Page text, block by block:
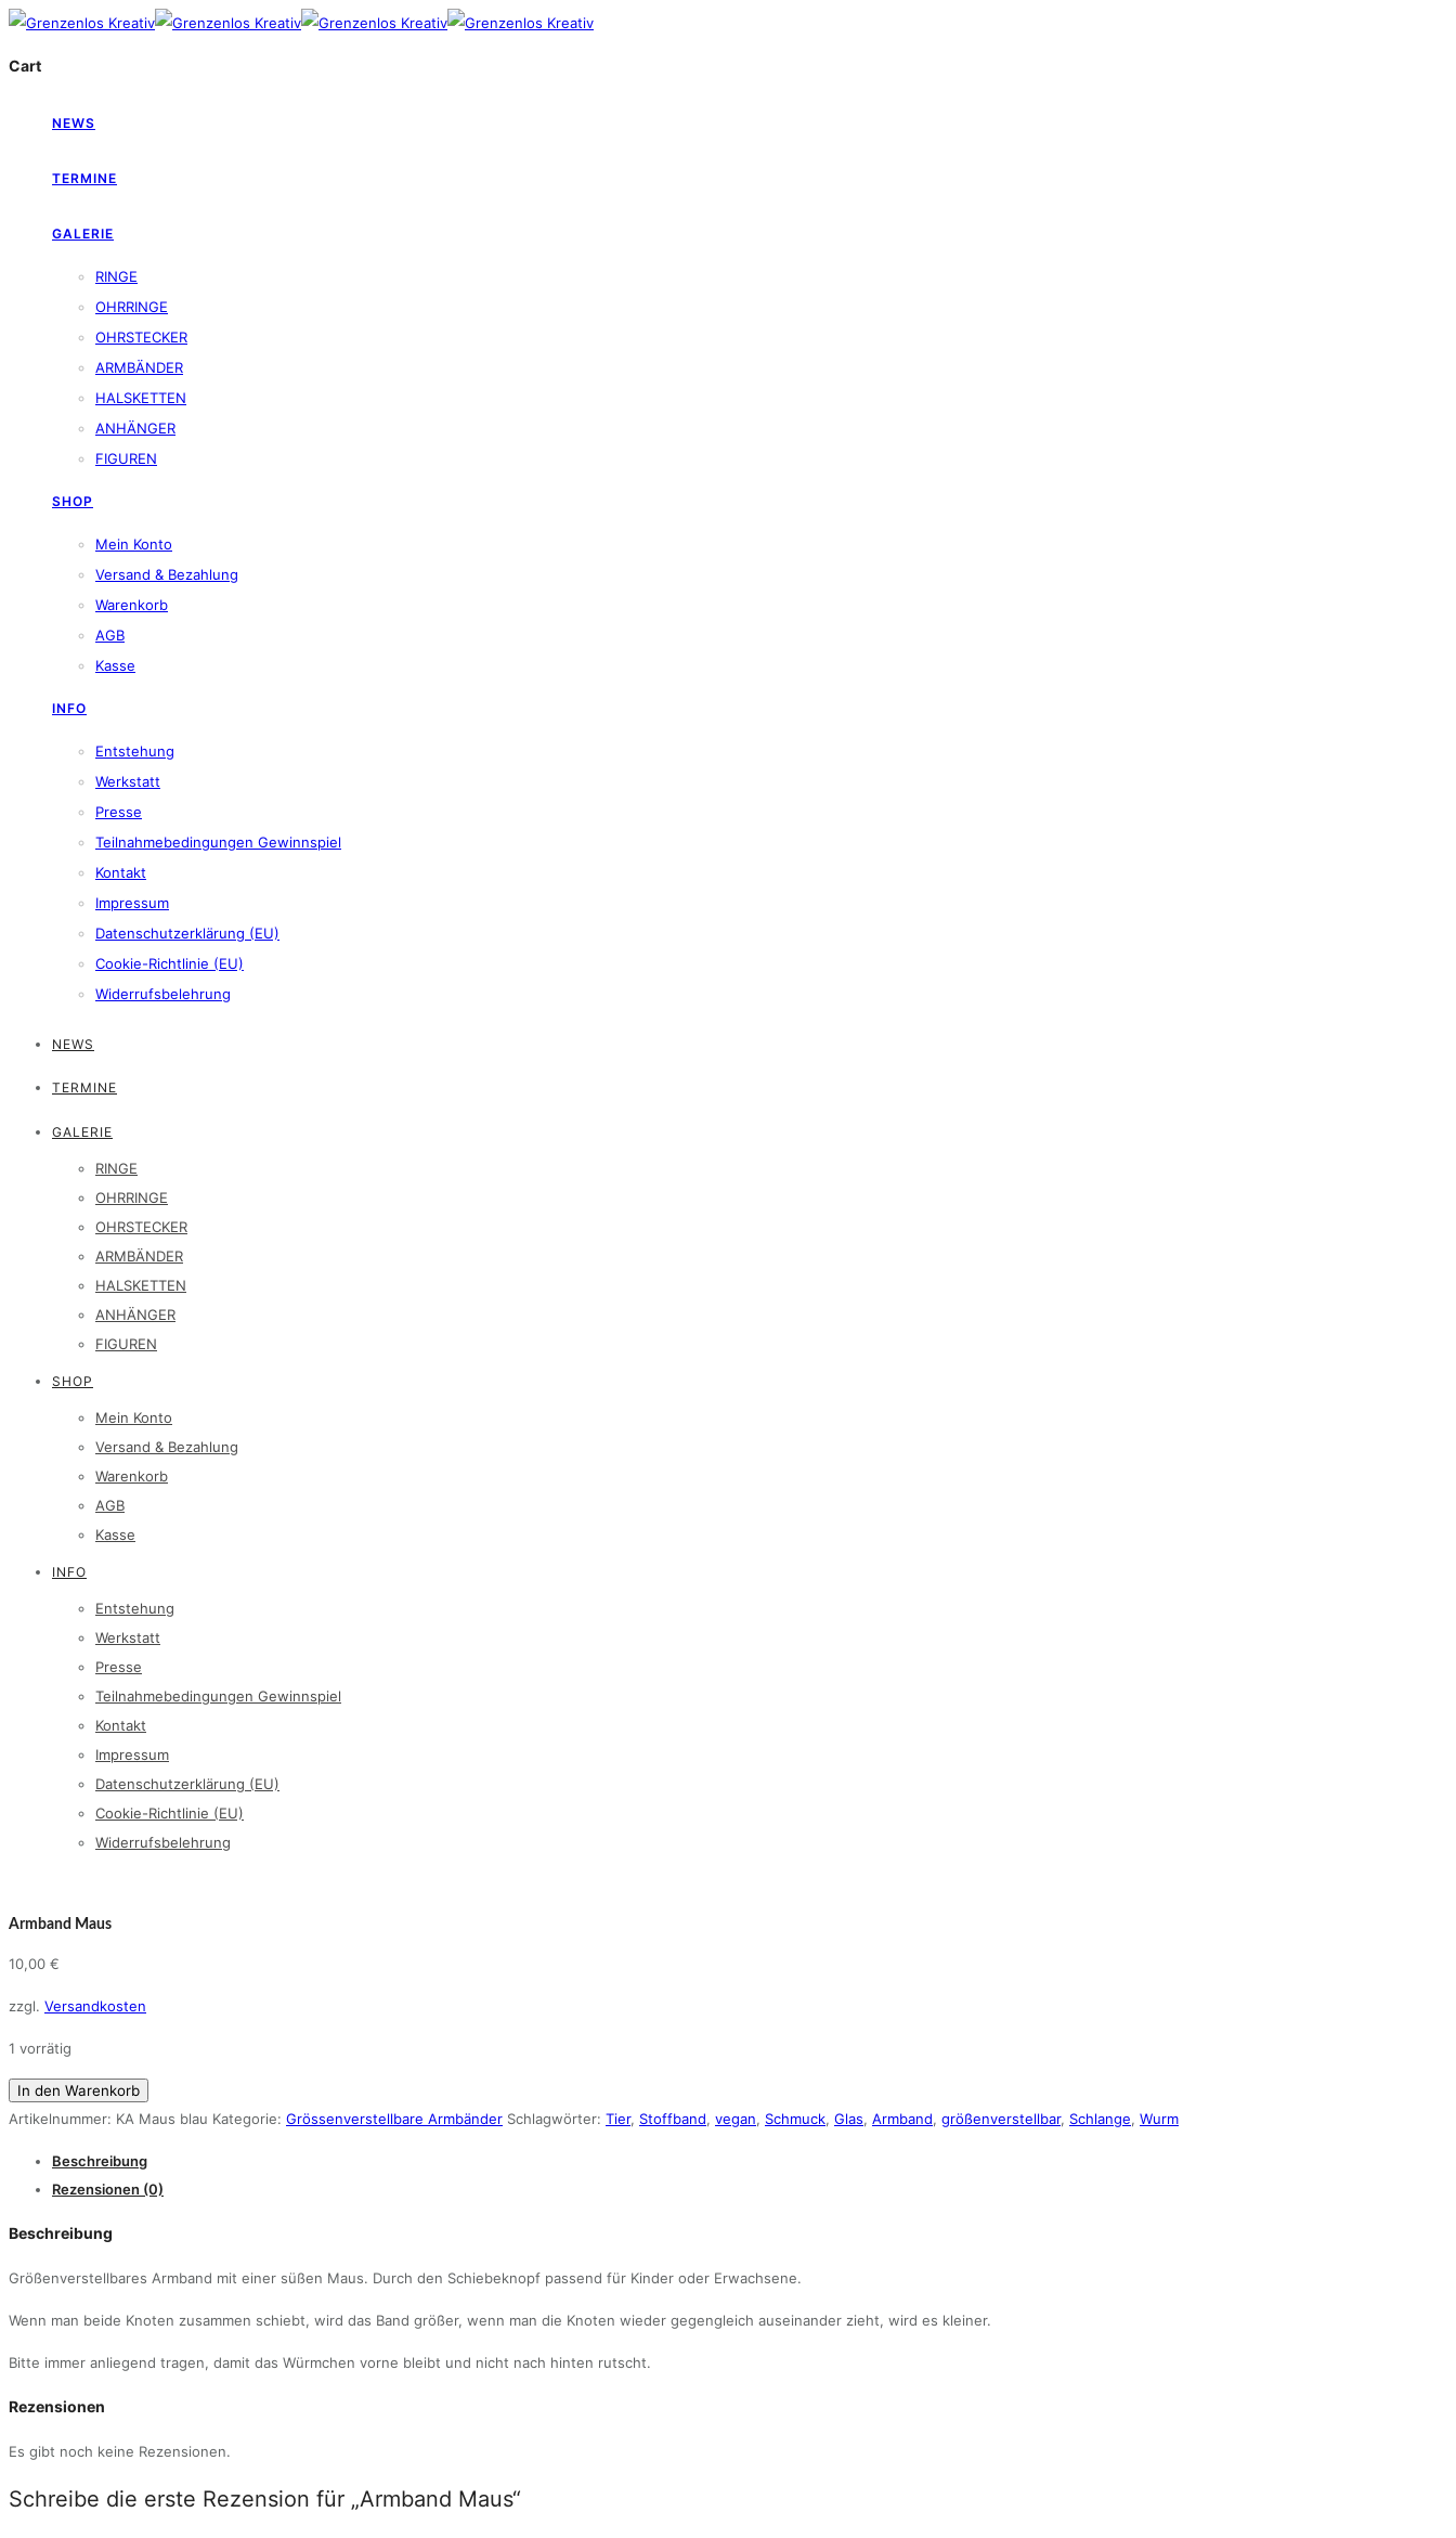
Cart
NEWS
TERMINE
GALERIE
RINGE
OHRRINGE
OHRSTECKER
ARMBÄNDER
HALSKETTEN
ANHÄNGER
FIGUREN
SHOP
Mein Konto
Versand & Bezahlung
Warenkorb
AGB
Kasse
INFO
Entstehung
Werkstatt
Presse
Teilnahmebedingungen Gewinnspiel
Kontakt
Impressum
Datenschutzerklärung (EU)
Cookie-Richtlinie (EU)
Widerrufsbelehrung
NEWS
TERMINE
GALERIE
RINGE
OHRRINGE
OHRSTECKER
ARMBÄNDER
HALSKETTEN
ANHÄNGER
FIGUREN
SHOP
Mein Konto
Versand & Bezahlung
Warenkorb
AGB
Kasse
INFO
Entstehung
Werkstatt
Presse
Teilnahmebedingungen Gewinnspiel
Kontakt
Impressum
Datenschutzerklärung (EU)
Cookie-Richtlinie (EU)
Widerrufsbelehrung
Armband Maus
10,00 €
zzgl. Versandkosten
1 vorrätig
Armband
Maus
In den Warenkorb
Artikelnummer: KA Maus blau Kategorie: Grössenverstellbare Armbänder Schlagwörter: Tier, Stoffband, vegan, Schmuck, Glas, Armband, größenverstellbar, Schlange, Wurm
Beschreibung
Rezensionen (0)
Beschreibung
Größenverstellbares Armband mit einer süßen Maus. Durch den Schiebeknopf passend für Kinder oder Erwachsene.
Wenn man beide Knoten zusammen schiebt, wird das Band größer, wenn man die Knoten wieder gegengleich auseinander zieht, wird es kleiner.
Bitte immer anliegend tragen, damit das Würmchen vorne bleibt und nicht nach hinten rutscht.
Rezensionen
Es gibt noch keine Rezensionen.
Schreibe die erste Rezension für „Armband Maus“